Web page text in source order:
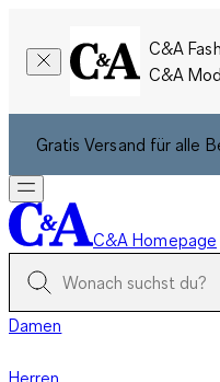
C&A
C&A
Gratis Versand für alle
C&A Homepage
Damen
Herren